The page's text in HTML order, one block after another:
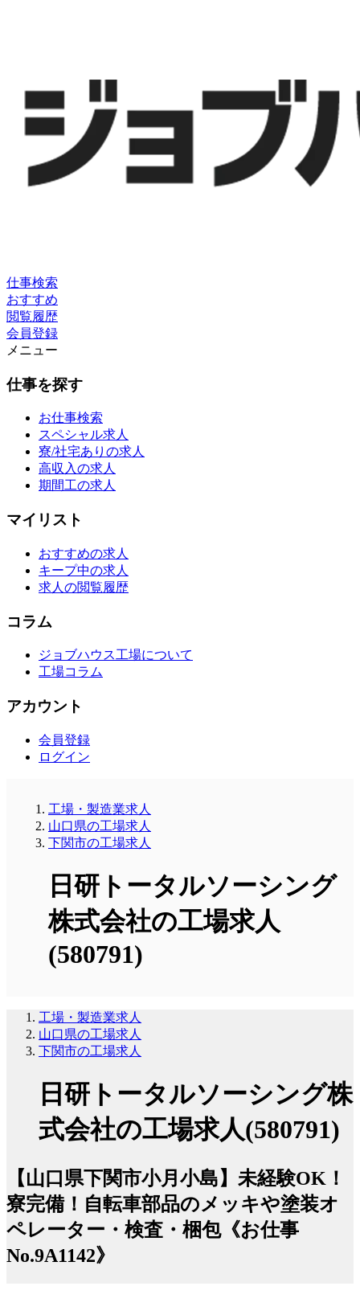
仕事検索
おすすめ
閲覧履歴
会員登録
メニュー
仕事を探す
お仕事検索
スペシャル求人
寮/社宅ありの求人
高収入の求人
期間工の求人
マイリスト
おすすめの求人
キープ中の求人
求人の閲覧履歴
コラム
ジョブハウス工場について
工場コラム
アカウント
会員登録
ログイン
工場・製造業求人
山口県の工場求人
下関市の工場求人
日研トータルソーシング
株式会社の工場求人
(580791)
工場・製造業求人
山口県の工場求人
下関市の工場求人
日研トータルソーシング株
式会社の工場求人(580791)
【山口県下関市小月小島】未経験OK！
寮完備！自転車部品のメッキや塗装オ
ペレーター・検査・梱包《お仕事
No.9A1142》